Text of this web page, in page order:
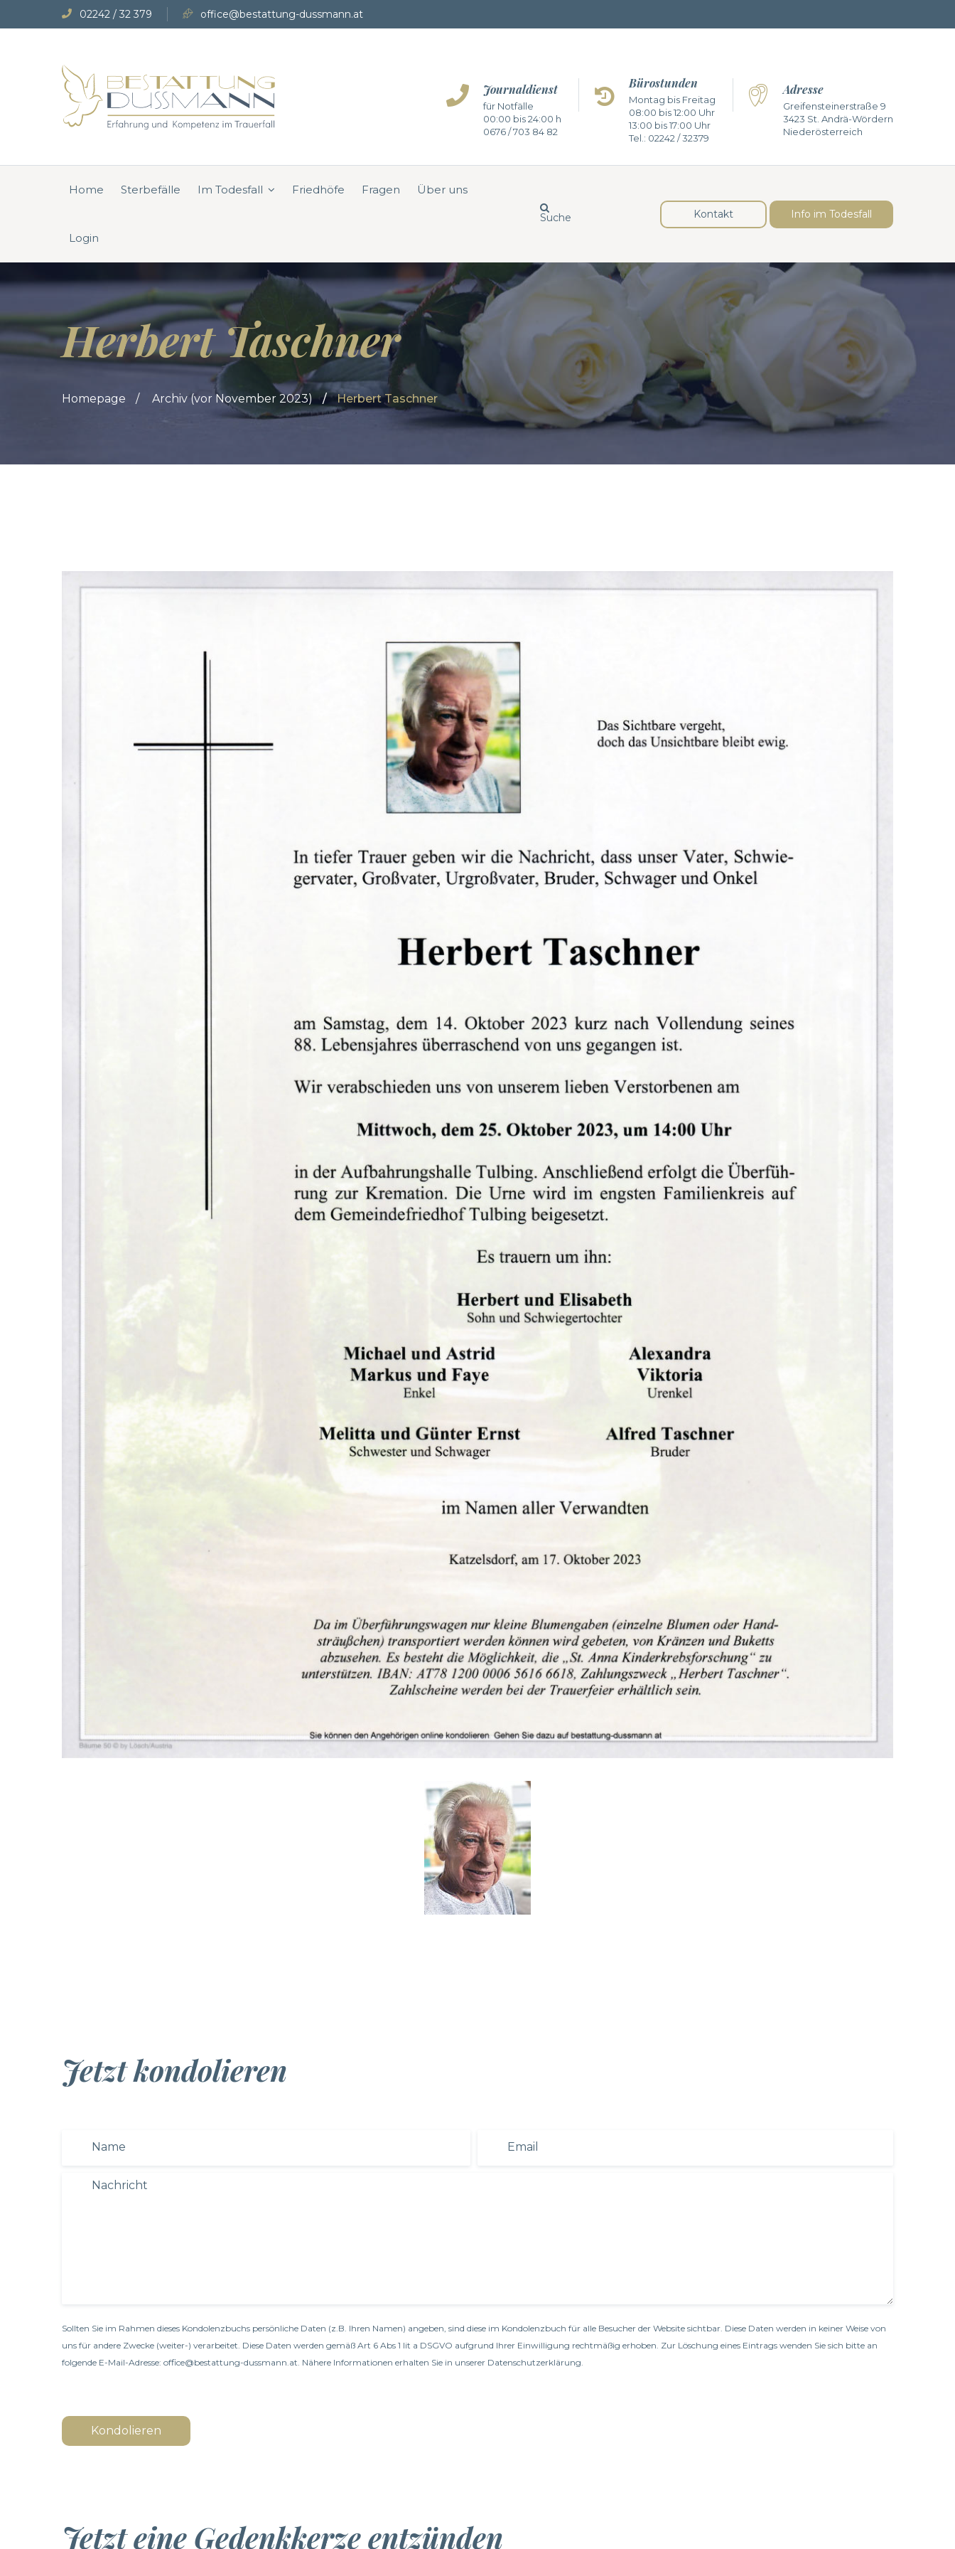
02242 / 32 379 office@bestattung-dussmann.at
Journaldienst
für Notfälle
00:00 bis 24:00 h
0676 / 703 84 82
Bürostunden
Montag bis Freitag
08:00 bis 12:00 Uhr
13:00 bis 17:00 Uhr
Tel.: 02242 / 32379
Adresse
Greifensteinerstraße 9
3423 St. Andrä-Wördern
Niederösterreich
Home Sterbefälle Im Todesfall Friedhöfe Fragen Über uns
Login
Kontakt Info im Todesfall
Herbert Taschner
Homepage Archiv (vor November 2023) Herbert Taschner
Jetzt kondolieren
Sollten Sie im Rahmen dieses Kondolenzbuchs persönliche Daten (z.B. Ihren Namen) angeben, sind diese im Kondolenzbuch für alle Besucher der Website sichtbar. Diese Daten werden in keiner Weise von
uns für andere Zwecke (weiter-) verarbeitet. Diese Daten werden gemäß Art 6 Abs 1 lit a DSGVO aufgrund Ihrer Einwilligung rechtmäßig erhoben. Zur Löschung eines Eintrags wenden Sie sich bitte an
folgende E-Mail-Adresse: office@bestattung-dussmann.at. Nähere Informationen erhalten Sie in unserer Datenschutzerklärung
Kondolieren
Jetzt eine Gedenkkerze entzünden